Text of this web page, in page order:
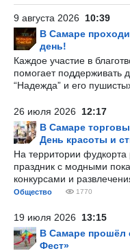
9 августа 2026 10:39
В Самаре
день!
Каждое участие в
помогает поддерживать
“Надежда” и его
26 июля 2026 12:17
В Самаре
День красоты и
На территории
праздник с модными
конкурсами и
Общество 1770
19 июля 2026 13:15
В Самаре прошёл
Фест»